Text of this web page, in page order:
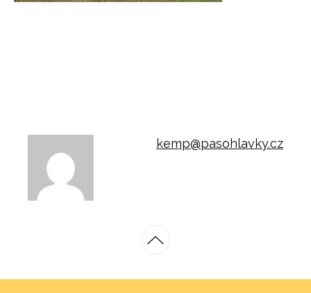
kemp@pasohlavky.cz